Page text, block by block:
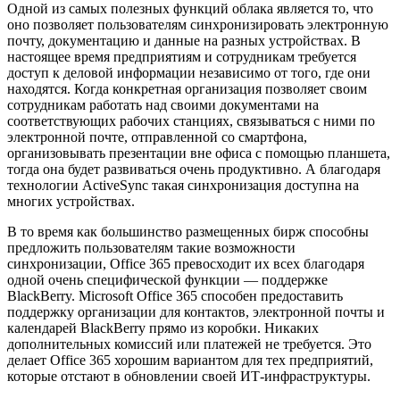
Одной из самых полезных функций облака является то, что
оно позволяет пользователям синхронизировать электронную
почту, документацию и данные на разных устройствах. В
настоящее время предприятиям и сотрудникам требуется
доступ к деловой информации независимо от того, где они
находятся. Когда конкретная организация позволяет своим
сотрудникам работать над своими документами на
соответствующих рабочих станциях, связываться с ними по
электронной почте, отправленной со смартфона,
организовывать презентации вне офиса с помощью планшета,
тогда она будет развиваться очень продуктивно. А благодаря
технологии ActiveSync такая синхронизация доступна на
многих устройствах.
В то время как большинство размещенных бирж способны
предложить пользователям такие возможности
синхронизации, Office 365 превосходит их всех благодаря
одной очень специфической функции — поддержке
BlackBerry. Microsoft Office 365 способен предоставить
поддержку организации для контактов, электронной почты и
календарей BlackBerry прямо из коробки. Никаких
дополнительных комиссий или платежей не требуется. Это
делает Office 365 хорошим вариантом для тех предприятий,
которые отстают в обновлении своей ИТ-инфраструктуры.